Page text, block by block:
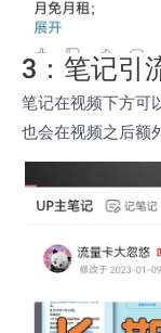
3：笔记引
笔记在视频下方可
也会在视频之后额